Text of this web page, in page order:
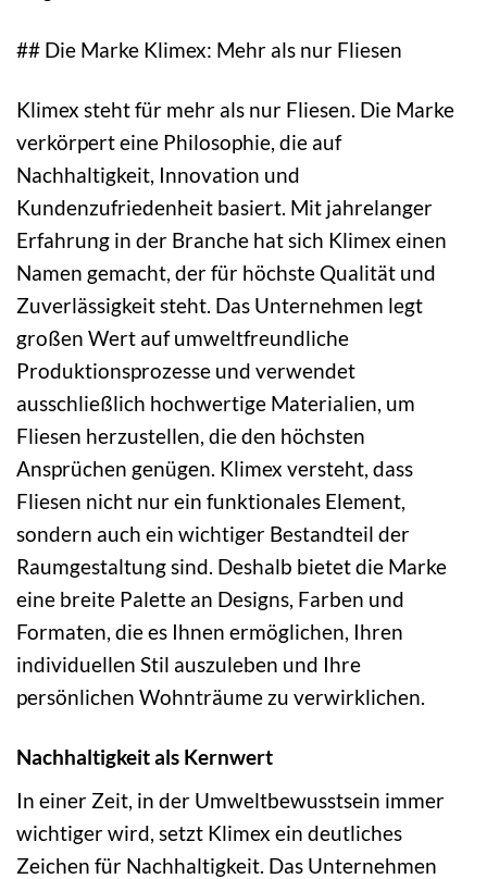
## Die Marke Klimex: Mehr als nur Fliesen
Klimex steht für mehr als nur Fliesen. Die Marke
verkörpert eine Philosophie, die auf
Nachhaltigkeit, Innovation und
Kundenzufriedenheit basiert. Mit jahrelanger
Erfahrung in der Branche hat sich Klimex einen
Namen gemacht, der für höchste Qualität und
Zuverlässigkeit steht. Das Unternehmen legt
großen Wert auf umweltfreundliche
Produktionsprozesse und verwendet
ausschließlich hochwertige Materialien, um
Fliesen herzustellen, die den höchsten
Ansprüchen genügen. Klimex versteht, dass
Fliesen nicht nur ein funktionales Element,
sondern auch ein wichtiger Bestandteil der
Raumgestaltung sind. Deshalb bietet die Marke
eine breite Palette an Designs, Farben und
Formaten, die es Ihnen ermöglichen, Ihren
individuellen Stil auszuleben und Ihre
persönlichen Wohnträume zu verwirklichen.
Nachhaltigkeit als Kernwert
In einer Zeit, in der Umweltbewusstsein immer
wichtiger wird, setzt Klimex ein deutliches
Zeichen für Nachhaltigkeit. Das Unternehmen